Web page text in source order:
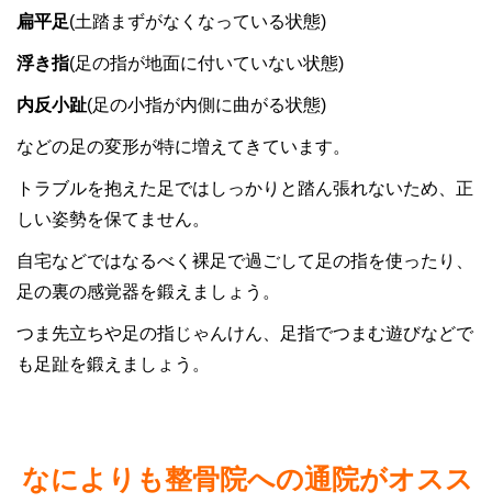
扁平足(土踏まずがなくなっている状態)
浮き指(足の指が地面に付いていない状態)
内反小趾(足の小指が内側に曲がる状態)
などの足の変形が特に増えてきています。
トラブルを抱えた足ではしっかりと踏ん張れないため、正
しい姿勢を保てません。
自宅などではなるべく裸足で過ごして足の指を使ったり、
足の裏の感覚器を鍛えましょう。
つま先立ちや足の指じゃんけん、足指でつまむ遊びなどで
も足趾を鍛えましょう。
なによりも整骨院への通院がオスス